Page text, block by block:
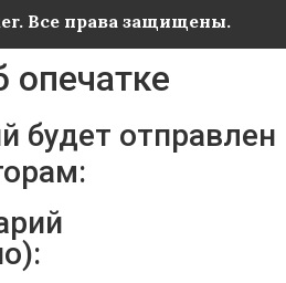
Все права защищены.
будет отправлен